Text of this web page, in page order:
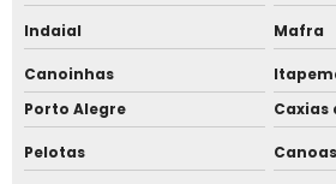
Software de ponto
Software de ponto biométrico
Indaial Mafra
Canoinhas
Porto Alegre
Caxias
Pelotas Canoas